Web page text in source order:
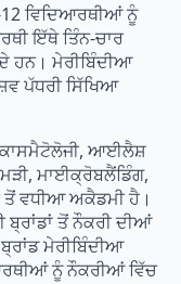
ਵਿਦਿਆਰਥੀਆਂ ਨੂੰ
ਇੱਥੇ ਤਿੰਨ-ਚਾਰ
ਹਨ। ਮੇਰੀਬਿੰਦੀਆ
ਪੱਧਰੀ ਸਿੱਖਿਆ
ਆਈਲੈਸ਼
ਮਾਈਕ੍ਰੋਬਲੈਂਡਿੰਗ,
ਵਧੀਆ ਅਕੈਡਮੀ ਹੈ।
ਤੋਂ ਨੌਕਰੀ ਦੀਆਂ
ਮੇਰੀਬਿੰਦੀਆ
ਨੂੰ ਨੌਕਰੀਆਂ ਵਿੱਚ